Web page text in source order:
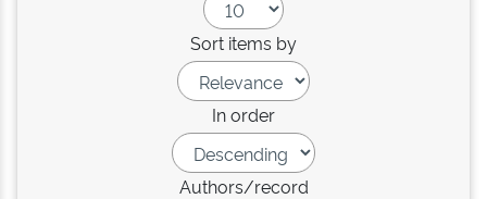
Sort items by
In order
Authors/record